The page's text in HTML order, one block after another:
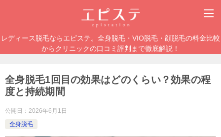
レディース脱毛ならエピステ。全身脱毛・VIO脱毛・顔脱毛の料金比較
からクリニックの口コミ評判まで徹底解説！
全身脱毛1回目の効果はどのくらい？効果の程
度と持続期間
公開日： 2026年6月1日
全身脱毛